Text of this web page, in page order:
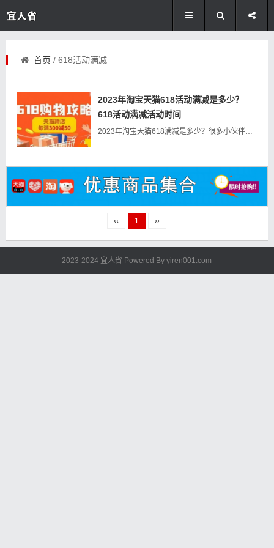
首页 / 618活动满减
2023年淘宝天猫618活动满减是多少？
618活动满减活动时间
2023年淘宝天猫618满减是多少？很多小伙伴比较关心今年618淘宝天猫满减，今年的淘宝618满减门槛是多少大家都想知道，在这里为大家分享2023淘宝天猫618满减是多少。...
‹‹ 1 ››
2023-2024 宜人省 Powered Byyiren001.com